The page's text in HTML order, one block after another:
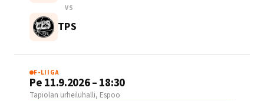
VS
TPS
F-LIIGA
Pe 11.9.2026 – 18:30
Tapiolan urheiluhalli, Espoo